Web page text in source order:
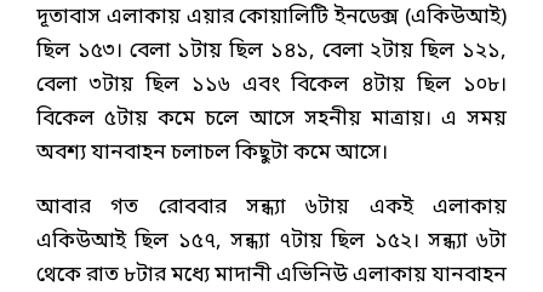
দূতাবাস এলাকায় এয়ার কোয়ালিটি ইনডেক্স (একিউআই)
ছিল ১৫৩। বেলা ১টায় ছিল ১৪১, বেলা ২টায় ছিল ১২১,
বেলা ৩টায় ছিল ১১৬ এবং বিকেল ৪টায় ছিল ১০৮।
বিকেল ৫টায় কমে চলে আসে সহনীয় মাত্রায়। এ সময়
অবশ্য যানবাহন চলাচল কিছুটা কমে আসে।
আবার গত রোববার সন্ধ্যা ৬টায় একই এলাকায়
একিউআই ছিল ১৫৭, সন্ধ্যা ৭টায় ছিল ১৫২। সন্ধ্যা ৬টা
থেকে রাত ৮টার মধ্যে মাদানী এভিনিউ এলাকায় যানবাহন